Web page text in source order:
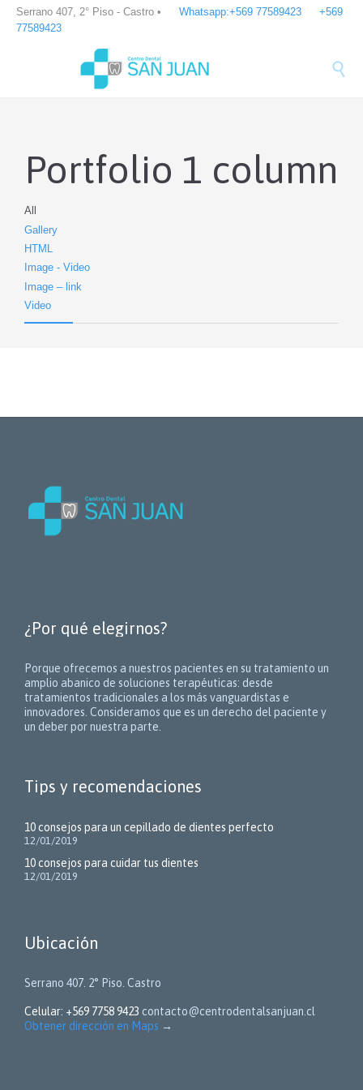
Serrano 407, 2° Piso - Castro • Whatsapp:+569 77589423
+569
77589423

Portfolio 1 column
All
Gallery
HTML
Image - Video
Image – link
Video
¿Por qué elegirnos?
Porque ofrecemos a nuestros pacientes en su tratamiento un
amplio abanico de soluciones terapéuticas: desde
tratamientos tradicionales a los más vanguardistas e
innovadores. Consideramos que es un derecho del paciente y
un deber por nuestra parte.
Tips y recomendaciones
10 consejos para un cepillado de dientes perfecto
12/01/2019
10 consejos para cuidar tus dientes
12/01/2019
Ubicación
Serrano 407. 2° Piso. Castro
Celular: +569 7758 9423 contacto@centrodentalsanjuan.cl
Obtener dirección en Maps →